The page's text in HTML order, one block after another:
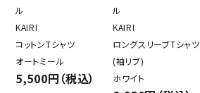
ル
KAIRI
コットンTシャツ
オートミール
5,500円（税込）
ル
KAIRI
ロングスリーブTシャツ
(袖リブ)
ホワイト